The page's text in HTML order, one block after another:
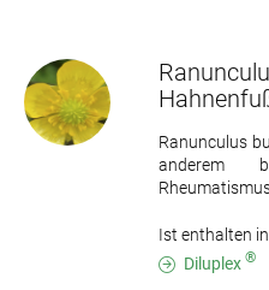
Ranunculus
anderem
Ist enthalten
Diluplex ®